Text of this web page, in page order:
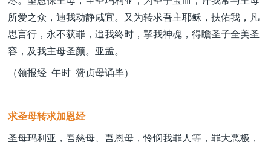
所爱之众，迪我动静咸宜。又为转求吾主耶稣，扶佑我，凡
思言行，永不获罪，迨我终时，挈我神魂，得瞻圣子全美圣
容，及我主母圣颜。亚孟。
（领报经 午时 赞贞母诵毕）
求圣母转求加恩经
圣母玛利亚，吾慈母、吾恩母，怜悯我罪人等，罪大恶极，